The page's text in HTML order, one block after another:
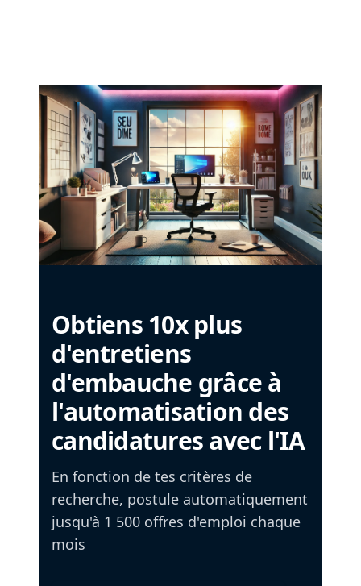
Obtiens 10x plus
d'entretiens
d'embauche grâce à
l'automatisation des
candidatures avec l'IA
En fonction de tes critères de
recherche, postule automatiquement
jusqu'à 1 500 offres d'emploi chaque
mois